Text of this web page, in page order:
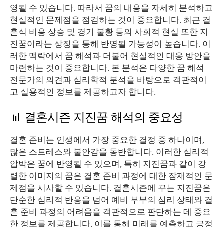
영될 수 있습니다. 따라서 꿈의 내용을 자세히 분석하고
현실적인 문제점을 점검하는 것이 중요합니다. 최근 결
혼식 비용 상승 및 경기 불황 등의 사회적 현실 또한 지
진꿈이라는 상징을 통해 반영될 가능성이 높습니다. 이
러한 맥락에서 꿈 해석과 더불어 현실적인 대응 방안을
마련하는 것이 중요합니다. 본 분석은 다양한 꿈 해석
전문가의 의견과 심리학적 분석을 바탕으로 객관적이
고 실용적인 정보를 제공하고자 합니다.
📊 결혼시즌 지진꿈 해석의 중요성
결혼 준비는 인생에서 가장 중요한 결정 중 하나이며,
많은 스트레스와 불안감을 동반합니다. 이러한 심리적
압박은 꿈에 반영될 수 있으며, 특히 지진꿈과 같이 강
렬한 이미지의 꿈은 결혼 준비 과정에 대한 잠재적인 문
제점을 시사할 수 있습니다. 결혼시즌에 꾸는 지진꿈은
단순한 심리적 반응을 넘어 예비 부부의 심리 상태와 결
혼 준비 과정의 어려움을 객관적으로 판단하는 데 중요
한 정보를 제공합니다. 이를 통해 미래를 예측하고 긍정